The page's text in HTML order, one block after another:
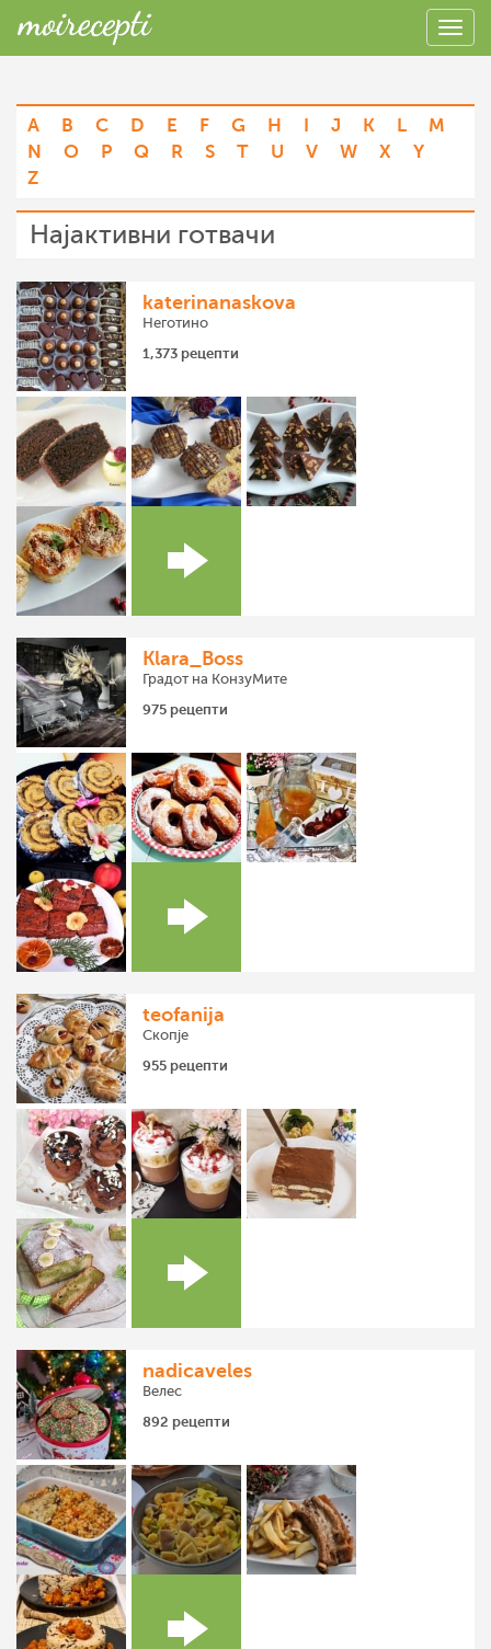
A B C D E F G H I J K L
M
N
O P Q R S T U V W X
Y
Z
Најактивни готвачи
katerinanaskova
Неготино
1,373 рецепти
Klara_Boss
Градот на КонзуМите
975 рецепти
teofanija
Скопје
955 рецепти
nadicaveles
Велес
892 рецепти